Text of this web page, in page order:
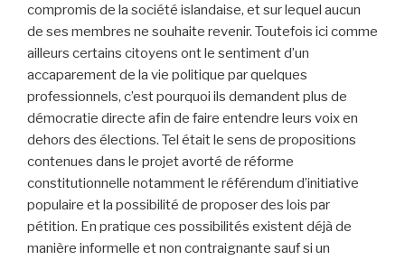
compromis de la société islandaise, et sur lequel aucun
de ses membres ne souhaite revenir. Toutefois ici comme
ailleurs certains citoyens ont le sentiment d’un
accaparement de la vie politique par quelques
professionnels, c’est pourquoi ils demandent plus de
démocratie directe afin de faire entendre leurs voix en
dehors des élections. Tel était le sens de propositions
contenues dans le projet avorté de réforme
constitutionnelle notamment le référendum d’initiative
populaire et la possibilité de proposer des lois par
pétition. En pratique ces possibilités existent déjà de
manière informelle et non contraignante sauf si un